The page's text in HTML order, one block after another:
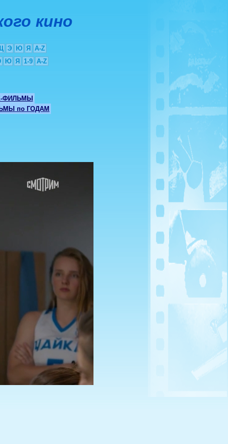
кино
Э Ю Я
A-Z
Ю Я 1-9 A-Z
ФИЛЬМЫ
по ГОДАМ